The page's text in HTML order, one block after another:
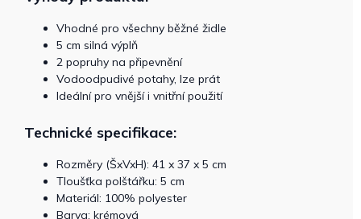
Vhodné pro všechny běžné židle
5 cm silná výplň
2 popruhy na připevnění
Vodoodpudivé potahy, lze prát
Ideální pro vnější i vnitřní použití
Technické specifikace:
Rozměry (ŠxVxH): 41 x 37 x 5 cm
Tloušťka polštářku: 5 cm
Materiál: 100% polyester
Barva: krémová